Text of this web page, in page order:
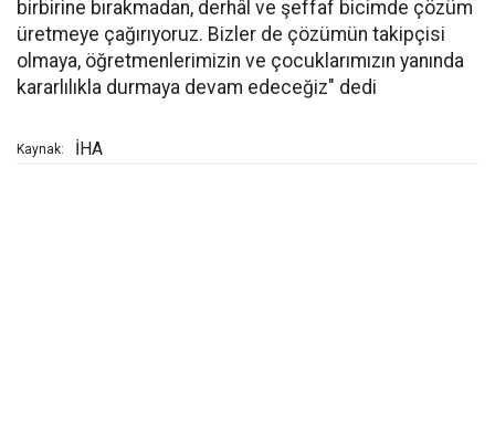
birbirine bırakmadan, derhâl ve şeffaf bicimde çözüm
üretmeye çağırıyoruz. Bizler de çözümün takipçisi
olmaya, öğretmenlerimizin ve çocuklarımızın yanında
kararlılıkla durmaya devam edeceğiz" dedi
Kaynak: İHA